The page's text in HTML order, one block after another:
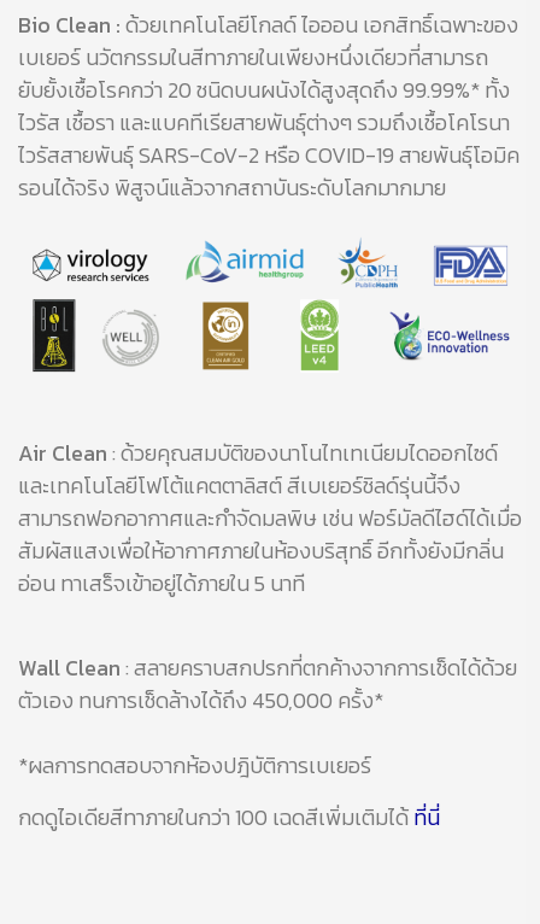
Bio Clean :ด้วยเทคโนโลยีโกลด์ ไอออน เอกสิทธิ์เฉพาะของ
เบเยอร์ นวัตกรรมในสีทาภายในเพียงหนึ่งเดียวที่สามารถ
ยับยั้งเชื้อโรคกว่า 20 ชนิดบนผนังได้สูงสุดถึง 99.99%* ทั้ง
ไวรัส เชื้อรา และแบคทีเรียสายพันธุ์ต่างๆ รวมถึงเชื้อโคโรนา
ไวรัสสายพันธุ์ SARS-CoV-2 หรือ COVID-19 สายพันธุ์โอมิค
รอนได้จริง พิสูจน์แล้วจากสถาบันระดับโลกมากมาย
Air Clean: ด้วยคุณสมบัติของนาโนไทเทเนียมไดออกไซด์
และเทคโนโลยีโฟโต้แคตตาลิสต์ สีเบเยอร์ชิลด์รุ่นนี้จึง
สามารถฟอกอากาศและกำจัดมลพิษ เช่น ฟอร์มัลดีไฮด์ได้เมื่อ
สัมผัสแสงเพื่อให้อากาศภายในห้องบริสุทธิ์ อีกทั้งยังมีกลิ่น
อ่อน ทาเสร็จเข้าอยู่ได้ภายใน 5 นาที
Wall Clean: สลายคราบสกปรกที่ตกค้างจากการเช็ดได้ด้วย
ตัวเอง ทนการเช็ดล้างได้ถึง 450,000 ครั้ง*
*ผลการทดสอบจากห้องปฎิบัติการเบเยอร์
กดดูไอเดียสีทาภายในกว่า 100 เฉดสีเพิ่มเติมได้ที่นี่